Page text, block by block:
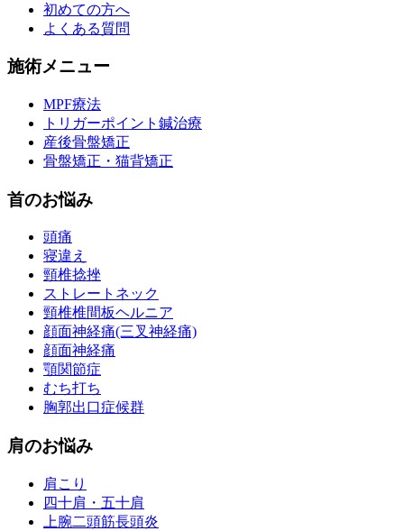
初めての方へ
よくある質問
施術メニュー
MPF療法
トリガーポイント鍼治療
産後骨盤矯正
骨盤矯正・猫背矯正
首のお悩み
頭痛
寝違え
頸椎捻挫
ストレートネック
頸椎椎間板ヘルニア
顔面神経痛(三叉神経痛)
顔面神経痛
顎関節症
むち打ち
胸郭出口症候群
肩のお悩み
肩こり
四十肩・五十肩
上腕二頭筋長頭炎